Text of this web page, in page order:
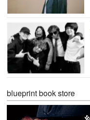
blueprint book store